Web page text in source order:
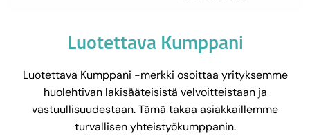
Luotettava Kumppani
Luotettava Kumppani -merkki osoittaa yrityksemme
huolehtivan lakisääteisistä velvoitteistaan ja
vastuullisuudestaan. Tämä takaa asiakkaillemme
turvallisen yhteistyökumppanin.